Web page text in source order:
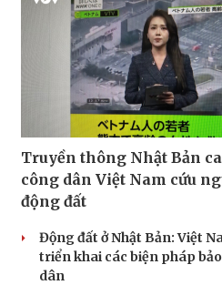
Truyền thông Nhật Bản
công dân Việt Nam cứu
động đất
Động đất ở Nhật Bản: Việt
triển khai các biện pháp
dân